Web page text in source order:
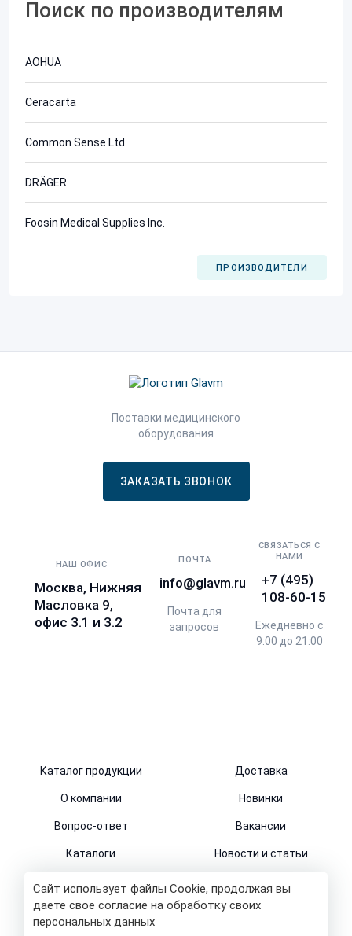
Сайт использует файлы Cookie, продолжая вы
даете свое согласие на обработку своих
персональных данных
Поиск по производителям
AOHUA
Ceracarta
Common Sense Ltd.
DRÄGER
Foosin Medical Supplies Inc.
ПРОИЗВОДИТЕЛИ
Поставки медицинского
оборудования
ЗАКАЗАТЬ ЗВОНОК
НАШ ОФИС
Москва, Нижняя
Масловка 9,
офис 3.1 и 3.2
ПОЧТА
info@glavm.ru
Почта для
запросов
СВЯЗАТЬСЯ С
НАМИ
+7 (495)
108-60-15
Ежедневно с
9:00 до 21:00
Каталог продукции Доставка
О компании Новинки
Вопрос-ответ Вакансии
Каталоги Новости и статьи